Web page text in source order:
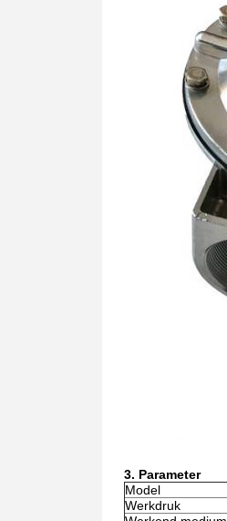
3. Parameter
Model
Werkdruk